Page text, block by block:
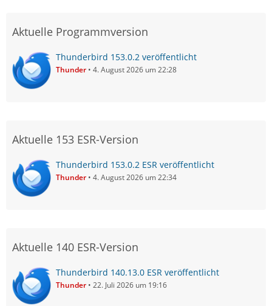
Aktuelle Programmversion
Thunderbird 153.0.2 veröffentlicht
Thunder 4. August 2026 um 22:28
Aktuelle 153 ESR-Version
Thunderbird 153.0.2 ESR veröffentlicht
Thunder 4. August 2026 um 22:34
Aktuelle 140 ESR-Version
Thunderbird 140.13.0 ESR veröffentlicht
Thunder 22. Juli 2026 um 19:16